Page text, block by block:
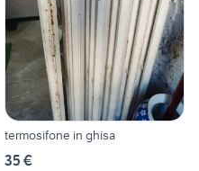
termosifone in ghisa
35 €